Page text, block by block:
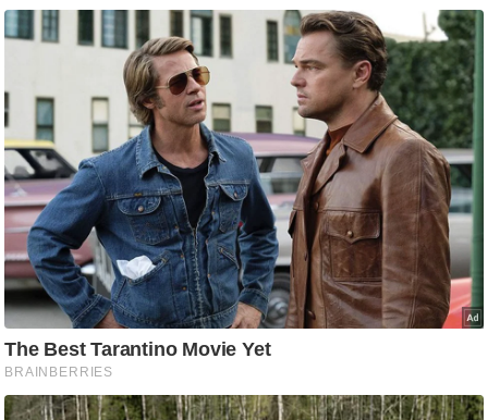
आ
चा
य
प
र
स
मी
क्षा
ध
र्म
ति